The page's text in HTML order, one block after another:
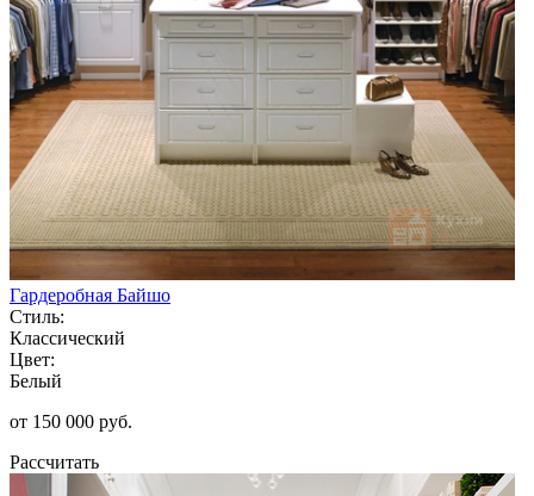
Гардеробная Байшо
Стиль:
Классический
Цвет:
Белый
от 150 000 руб.
Рассчитать